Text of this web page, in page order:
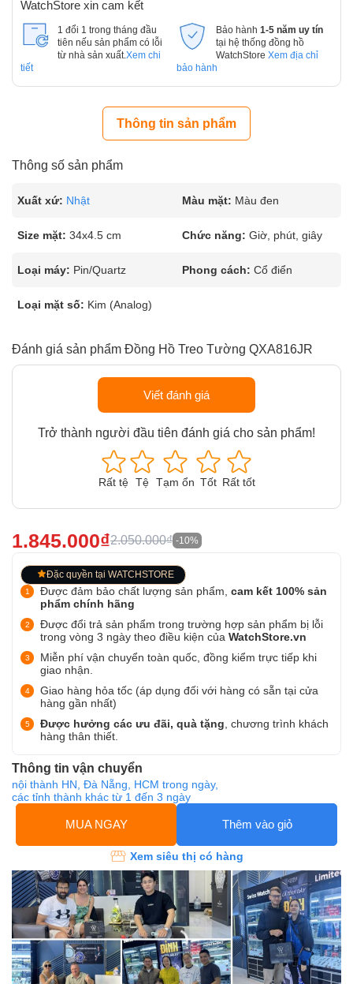
WatchStore xin cam kết
1 đổi 1 trong tháng đầu
tiên nếu sản phẩm có lỗi
từ nhà sản xuất. Xem chi
tiết
Bảo hành 1-5 năm uy tín
tại hệ thống đồng hồ
WatchStore Xem địa chỉ
bảo hành
Thông tin sản phẩm
Thông số sản phẩm
Xuất xứ: Nhật Màu mặt: Màu đen
Size mặt: 34x4.5 cm Chức năng: Giờ, phút, giây
Loại máy: Pin/Quartz Phong cách: Cổ điển
Loại mặt số: Kim (Analog)
Đánh giá sản phẩm Đồng Hồ Treo Tường QXA816JR
Viết đánh giá
Trở thành người đầu tiên đánh giá cho sản phẩm!
Rất tệ Tệ Tạm ổn Tốt Rất tốt
1.845.000₫2.050.000₫ -10%
Đặc quyền tại WATCHSTORE
Được đảm bảo chất lượng sản phẩm, cam kết 100% sản
phẩm chính hãng
Được đổi trả sản phẩm trong trường hợp sản phẩm bị lỗi
trong vòng 3 ngày theo điều kiện của WatchStore.vn
Miễn phí vận chuyển toàn quốc, đồng kiểm trực tiếp khi
giao nhận.
Giao hàng hỏa tốc (áp dụng đối với hàng có sẵn tại cửa
hàng gần nhất)
Được hưởng các ưu đãi, quà tặng , chương trình khách
hàng thân thiết.
Thông tin vận chuyển
nội thành HN, Đà Nẵng, HCM trong ngày,
các tỉnh thành khác từ 1 đến 3 ngày
MUA NGAY Thêm vào giỏ
Xem siêu thị có hàng